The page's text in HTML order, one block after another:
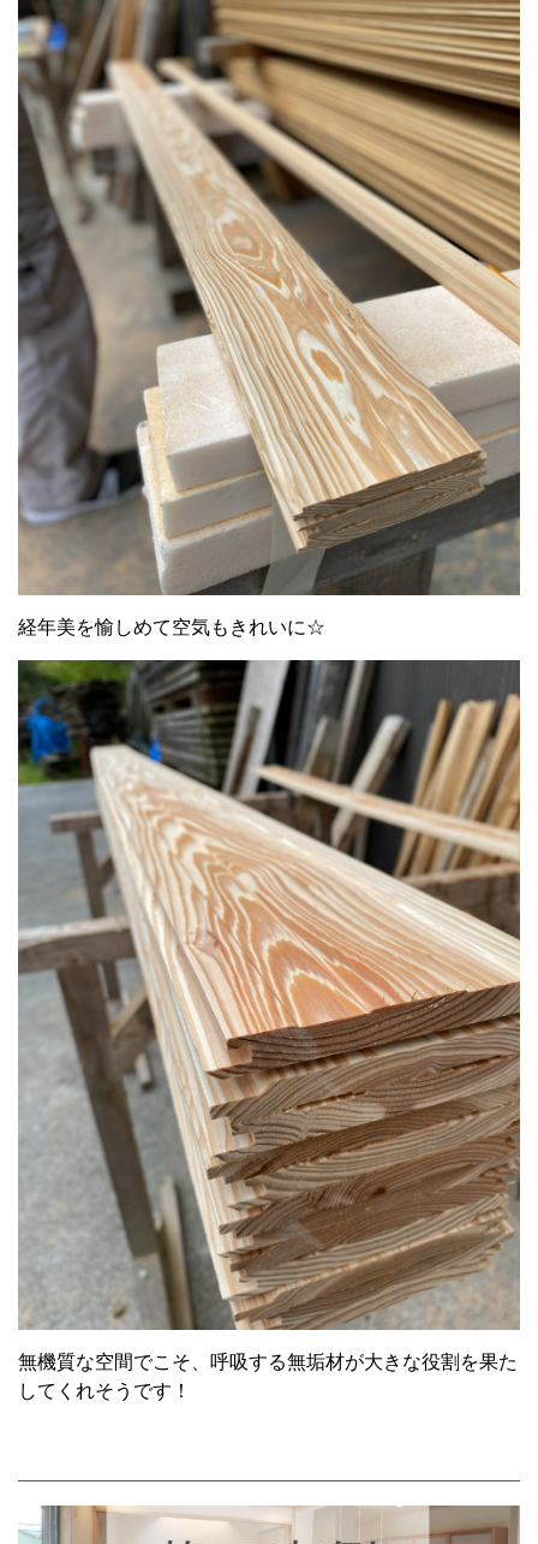
経年美を愉しめて空気もきれいに☆
無機質な空間でこそ、呼吸する無垢材が大きな役割を果た
してくれそうです！